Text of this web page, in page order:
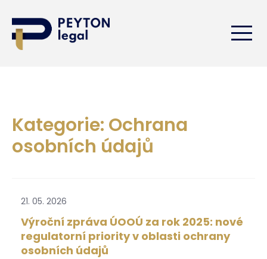
Kategorie: Ochrana
osobních údajů
21. 05. 2026
Výroční zpráva ÚOOÚ za rok 2025: nové
regulatorní priority v oblasti ochrany
osobních údajů